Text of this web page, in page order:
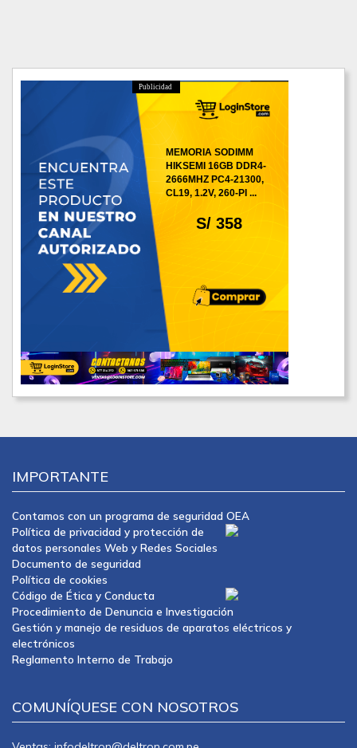
Publicidad
S/ 358
MEMORIA SODIMM
HIKSEMI 16GB DDR4-
2666MHZ PC4-21300,
CL19, 1.2V, 260-PI ...
IMPORTANTE
Contamos con un programa de seguridad OEA
Política de privacidad y protección de
datos personales Web y Redes Sociales
Documento de seguridad
Política de cookies
Código de Ética y Conducta
Procedimiento de Denuncia e Investigación
Gestión y manejo de residuos de aparatos eléctricos y
electrónicos
Reglamento Interno de Trabajo
COMUNÍQUESE CON NOSOTROS